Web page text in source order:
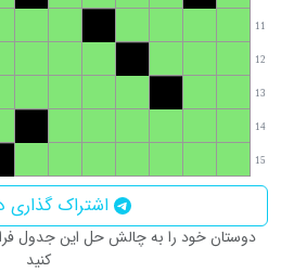
11
12
13
14
15
اشتراک گذاری
دوستان خود را به چالش حل این جدول
کنید